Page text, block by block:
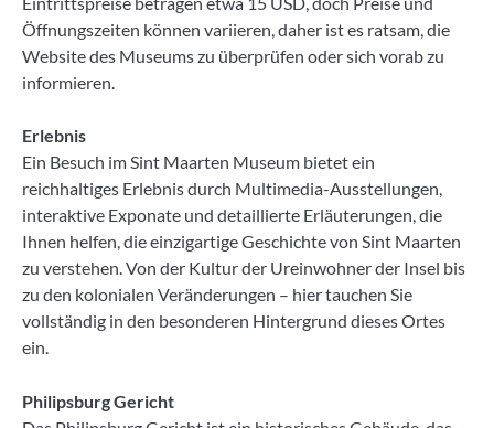
Öffnungszeiten können variieren, daher ist es ratsam, die
Website des Museums zu überprüfen oder sich vorab zu
informieren.
Erlebnis
Ein Besuch im Sint Maarten Museum bietet ein
reichhaltiges Erlebnis durch Multimedia-Ausstellungen,
interaktive Exponate und detaillierte Erläuterungen, die
Ihnen helfen, die einzigartige Geschichte von Sint Maarten
zu verstehen. Von der Kultur der Ureinwohner der Insel bis
zu den kolonialen Veränderungen – hier tauchen Sie
vollständig in den besonderen Hintergrund dieses Ortes
ein.
Philipsburg Gericht